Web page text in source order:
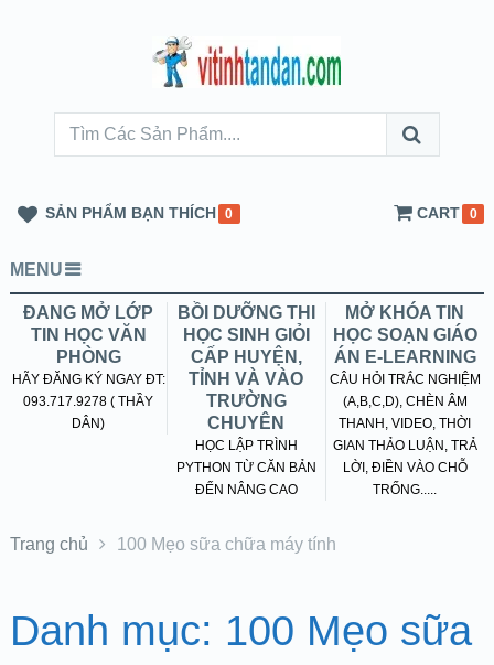
SẢN PHẨM BẠN THÍCH 0 CART 0
MENU
ĐANG MỞ LỚP
TIN HỌC VĂN
PHÒNG
HÃY ĐĂNG KÝ NGAY ĐT:
093.717.9278 ( THẦY
DÂN)
BỒI DƯỠNG THI
HỌC SINH GIỎI
CẤP HUYỆN,
TỈNH VÀ VÀO
TRƯỜNG
CHUYÊN
HỌC LẬP TRÌNH
PYTHON TỪ CĂN BẢN
ĐẾN NÂNG CAO
MỞ KHÓA TIN
HỌC SOẠN GIÁO
ÁN E-LEARNING
CÂU HỎI TRẮC NGHIỆM
(A,B,C,D), CHÈN ÂM
THANH, VIDEO, THỜI
GIAN THẢO LUẬN, TRẢ
LỜI, ĐIỀN VÀO CHỖ
TRỐNG.....
Trang chủ 100 Mẹo sữa chữa máy tính
Danh mục: 100 Mẹo sữa